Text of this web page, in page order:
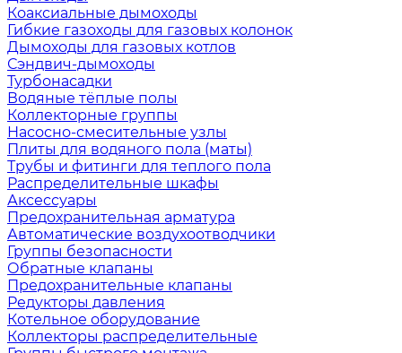
Коаксиальные дымоходы
Гибкие газоходы для газовых колонок
Дымоходы для газовых котлов
Сэндвич-дымоходы
Турбонасадки
Водяные тёплые полы
Коллекторные группы
Насосно-смесительные узлы
Плиты для водяного пола (маты)
Трубы и фитинги для теплого пола
Распределительные шкафы
Аксессуары
Предохранительная арматура
Автоматические воздухоотводчики
Группы безопасности
Обратные клапаны
Предохранительные клапаны
Редукторы давления
Котельное оборудование
Коллекторы распределительные